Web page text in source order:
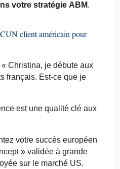
votre stratégie ABM.
client américain pour
Christina, je débute aux
français. Est-ce que je
est une qualité clé aux
votre succès européen
» validée à grande
sur le marché US.